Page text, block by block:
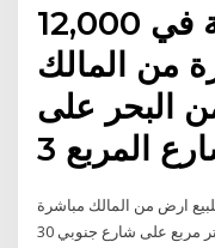
12,000 ر. ع: أرض سكنية في
من المالك
البحر على
المربع 3
ارض من المالك مباشرة
في حي الخزامى في حائل المساحه 960 متر مربع على شارع جنوبي 30